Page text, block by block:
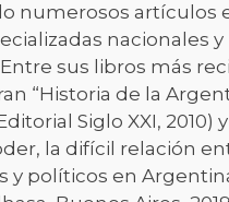
numerosos artículos
nacionales y
sus libros más
“Historia de la
Siglo XXI, 2010) y
la difícil relación
y políticos en